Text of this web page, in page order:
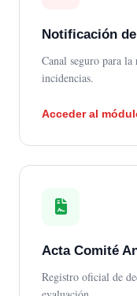
Notificación
Canal seguro para
incidencias.
Acceder al
Acta Comité
Registro oficial de